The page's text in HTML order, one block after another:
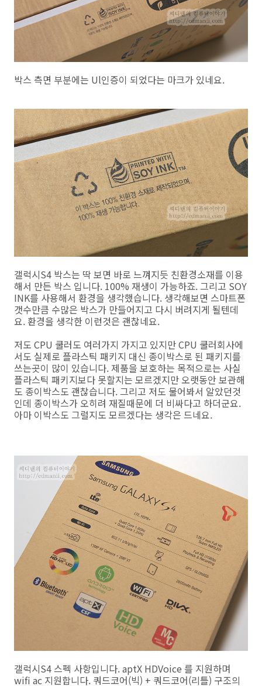
박스 측면 부분에는 Ul인증이 되었다는 마크가 있네요.
갤럭시S4 박스는 딱 보면 바로 느껴지듯 친환경소재를 이용
해서 만든 박스 입니다. 100% 재생이 가능하죠. 그리고 SOY
INK를 사용해서 환경을 생각했습니다. 생각해보면 스마트폰
갯수만큼 수많은 박스가 만들어지고 다시 버려지게 될텐데
요. 환경을 생각한 이런것은 괜찮네요.
저도 CPU 쿨러도 여러가지 가지고 있지만 CPU 쿨러회사에
서도 실제로 플라스틱 패키지 대신 종이박스로 된 패키지를
쓰는곳이 많이 있습니다. 제품을 보호하는 목적으로는 사실
플라스틱 패키지보다 못할지는 모르겠지만 오랫동안 보관해
도 종이박스도 괜찮습니다. 그리고 저도 물어봐서 알았던것
인데 종이박스가 오히려 재질때문에 더 비싸다고 하더군요.
아마 이박스도 그럴지도 모르겠다는 생각은 드네요.
갤럭시S4 스펙 사항입니다. aptX HDVoice 를 지원하며
wifi ac 지원합니다. 쿼드코어(빅) + 쿼드코어(리틀) 구조의